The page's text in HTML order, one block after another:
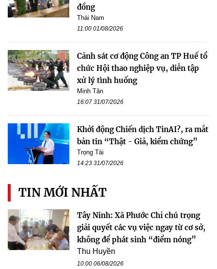
đồng
Thái Nam
11:00 01/08/2026
Cảnh sát cơ động Công an TP Huế tổ
chức Hội thao nghiệp vụ, diễn tập
xử lý tình huống
Minh Tân
16:07 31/07/2026
Khởi động Chiến dịch TinAI?, ra mắt
bản tin “Thật - Giả, kiểm chứng”
Trọng Tài
14:23 31/07/2026
TIN MỚI NHẤT
Tây Ninh: Xã Phước Chỉ chú trọng
giải quyết các vụ việc ngay từ cơ sở,
không để phát sinh “điểm nóng”
Thu Huyền
10:00 06/08/2026